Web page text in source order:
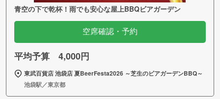
青空の下で乾杯！雨でも安心な屋上BBQビアガーデン
空席確認・予約
平均予算 4,000円
東武百貨店 池袋店 夏BeerFesta2026 ～芝生のビアガーデンBBQ～
池袋駅／東京都